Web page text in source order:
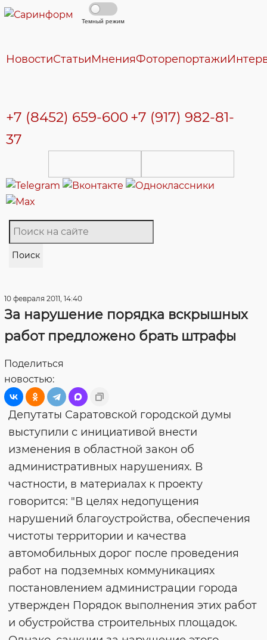
Темный режим
НовостиСтатьиМненияФоторепортажи
+7 (8452) 659-600 +7 (917) 982-81-
37
Поиск
10 февраля 2011, 14:40
За нарушение порядка вскрышных
работ предложено брать штрафы
Поделиться
новостью:
Депутаты Саратовской городской думы
выступили с инициативой внести
изменения в областной закон об
административных нарушениях. В
частности, в материалах к проекту
говорится: "В целях недопущения
нарушений благоустройства, обеспечения
чистоты территории и качества
автомобильных дорог после проведения
работ на подземных коммуникациях
постановлением администрации города
утвержден Порядок выполнения этих работ
и обустройства строительных площадок.